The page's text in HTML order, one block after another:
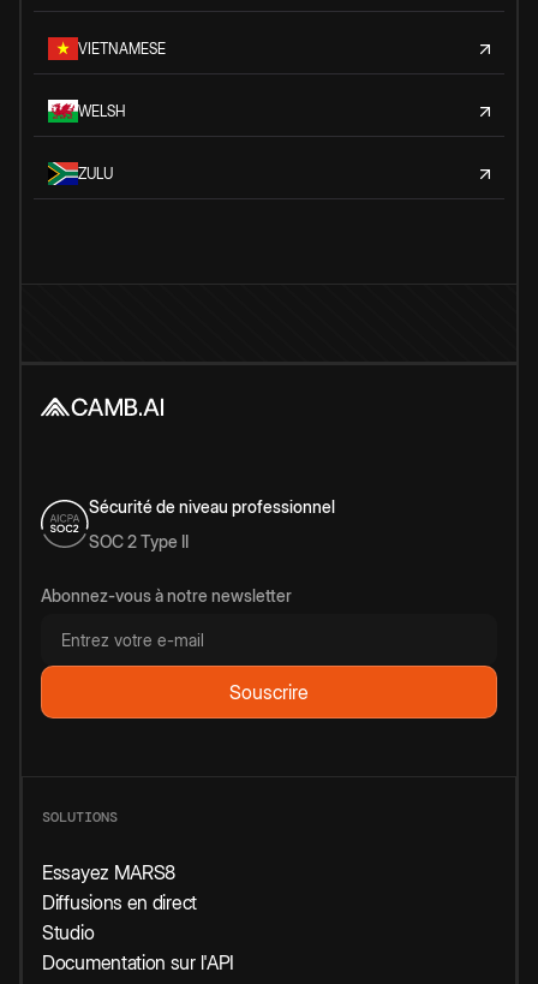
VIETNAMESE
WELSH
ZULU
Sécurité de niveau professionnel
SOC 2 Type II
Abonnez-vous à notre newsletter
SOLUTIONS
Essayez MARS8
Diffusions en direct
Studio
Documentation sur l'API